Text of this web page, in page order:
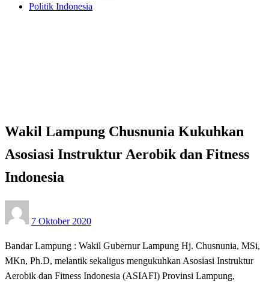
Politik Indonesia
Wakil Lampung Chusnunia Kukuhkan
Asosiasi Instruktur Aerobik dan Fitness
Indonesia
on
7 Oktober 2020
Bandar Lampung : Wakil Gubernur Lampung Hj. Chusnunia, MSi,
MKn, Ph.D, melantik sekaligus mengukuhkan Asosiasi Instruktur
Aerobik dan Fitness Indonesia (ASIAFI) Provinsi Lampung,